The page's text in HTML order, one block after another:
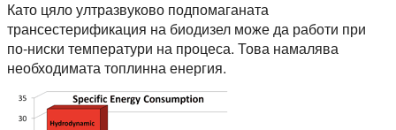
Като цяло ултразвуково подпомаганата
трансестерификация на биодизел може да работи при
по-ниски температури на процеса. Това намалява
необходимата топлинна енергия.